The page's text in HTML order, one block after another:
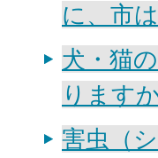
に、市
犬・猫
りますか
害虫（